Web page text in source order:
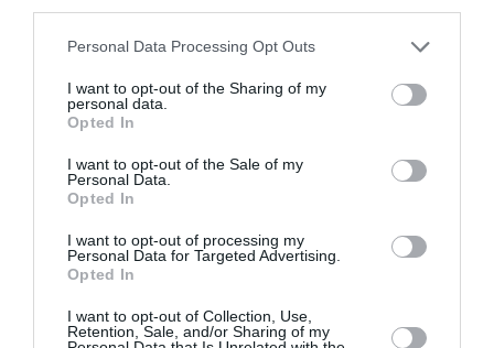
Personal Data Processing Opt Outs
I want to opt-out of the Sharing of my
personal data.
Opted In
I want to opt-out of the Sale of my
Personal Data.
Opted In
I want to opt-out of processing my
Personal Data for Targeted Advertising.
Opted In
I want to opt-out of Collection, Use,
Retention, Sale, and/or Sharing of my
pour vous, vous entendre dire lors de la sortie de la
agression alors là il me semble effectivement que
Pour finir à chacun d’évaluer en fonction de ses
RÉPONDRE
Anna Stazzia commenté :
3 décembre 2022 - 14
On pt tjrs trouver à redire, mais CDG fonctionne
moins mal que ne le perçoit le pax qui y passe deux